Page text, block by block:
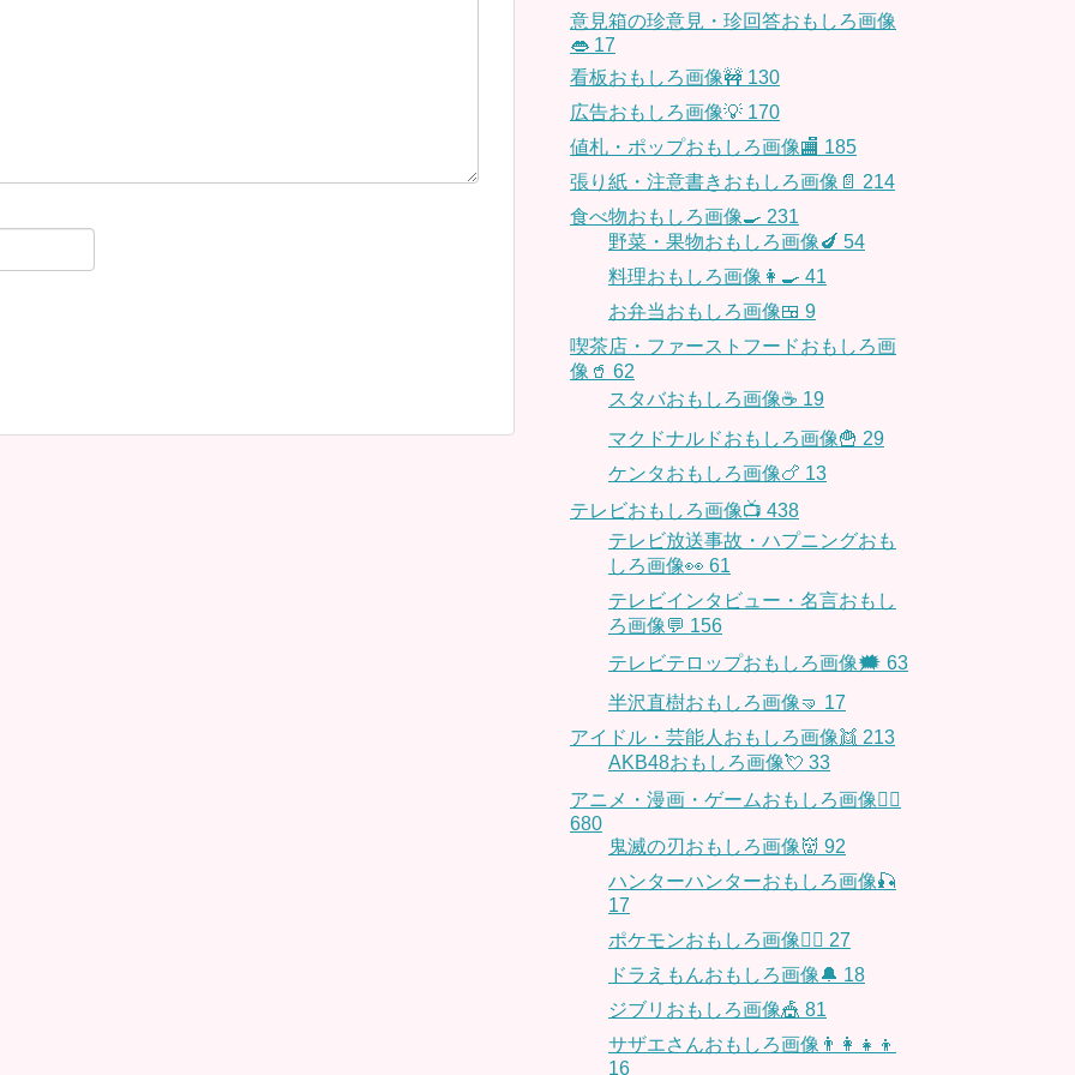
意見箱の珍意見・珍回答おもしろ画像
👄 17
看板おもしろ画像🚧 130
広告おもしろ画像💡 170
値札・ポップおもしろ画像🏬 185
張り紙・注意書きおもしろ画像📄 214
食べ物おもしろ画像🍳 231
野菜・果物おもしろ画像🍆 54
料理おもしろ画像👩‍🍳 41
お弁当おもしろ画像🍱 9
喫茶店・ファーストフードおもしろ画
像🥤 62
スタバおもしろ画像☕️ 19
マクドナルドおもしろ画像🍟 29
ケンタおもしろ画像🍗 13
テレビおもしろ画像📺 438
テレビ放送事故・ハプニングおも
しろ画像👀 61
テレビインタビュー・名言おもし
ろ画像💬 156
テレビテロップおもしろ画像🗯 63
半沢直樹おもしろ画像🤜 17
アイドル・芸能人おもしろ画像👯 213
AKB48おもしろ画像💘 33
アニメ・漫画・ゲームおもしろ画像🧚‍♀️
680
鬼滅の刃おもしろ画像👹 92
ハンターハンターおもしろ画像🎣
17
ポケモンおもしろ画像🤹‍♂️ 27
ドラえもんおもしろ画像🔔 18
ジブリおもしろ画像🎪 81
サザエさんおもしろ画像👨‍👩‍👧‍👦
16